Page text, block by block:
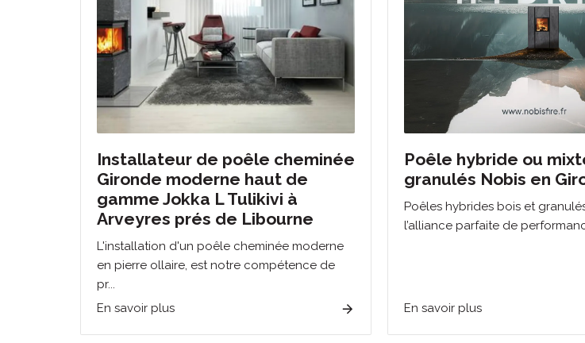
Installateur de poêle cheminée
Gironde moderne haut de
gamme Jokka L Tulikivi à
Arveyres prés de Libourne
L'installation d'un poêle cheminée moderne
en pierre ollaire, est notre compétence de
pr...
En savoir plus
Poêle hybride ou
granulés Nobis en
Poêles hybrides bois et
l’alliance parfaite de
En savoir plus